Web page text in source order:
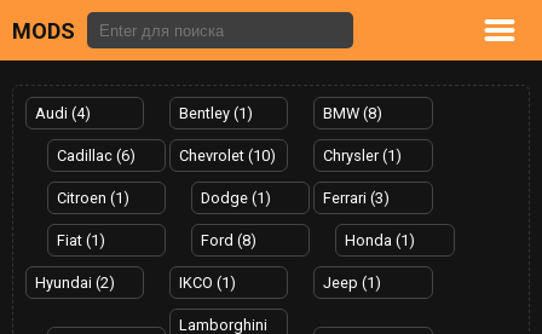
MODS
Audi (4) Bentley (1) BMW (8)
Cadillac (6) Chevrolet (10) Chrysler (1)
Citroen (1) Dodge (1) Ferrari (3)
Fiat (1) Ford (8) Honda (1)
Hyundai (2) IKCO (1) Jeep (1)
Lamborghini